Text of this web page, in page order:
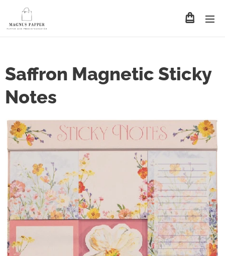
Saffron Magnetic Sticky
Notes